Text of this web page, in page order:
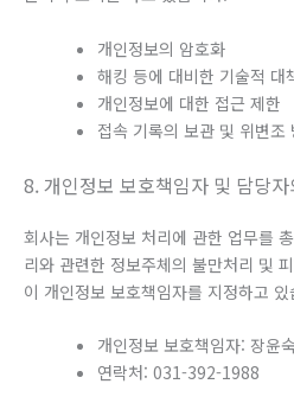
개인정보의 암호화
해킹 등에 대비한 기술적 대
개인정보에 대한 접근 제한
접속 기록의 보관 및 위변조
8. 개인정보 보호책임자 및 담당자
회사는 개인정보 처리에 관한 업무를
리와 관련한 정보주체의 불만처리 및
이 개인정보 보호책임자를 지정하고 있
개인정보 보호책임자: 장윤숙
연락처: 031-392-1988